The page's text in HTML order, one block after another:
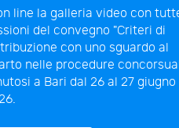
line la galleria video con
del convegno "Criteri di
con uno sguardo al
nelle procedure
a Bari dal 26 al 27 giugno